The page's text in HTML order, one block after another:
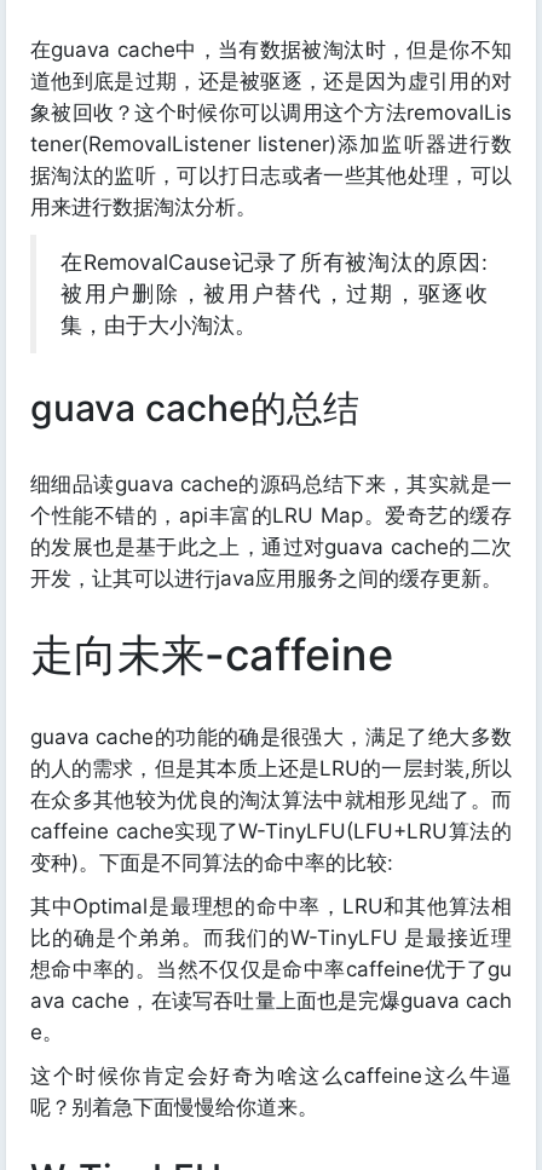
在guava cache中，当有数据被淘汰时，但是你不知
道他到底是过期，还是被驱逐，还是因为虚引用的对
象被回收？这个时候你可以调用这个方法removalLis
tener(RemovalListener listener)添加监听器进行数
据淘汰的监听，可以打日志或者一些其他处理，可以
用来进行数据淘汰分析。
在RemovalCause记录了所有被淘汰的原因:
被用户删除，被用户替代，过期，驱逐收
集，由于大小淘汰。
guava cache的总结
细细品读guava cache的源码总结下来，其实就是一
个性能不错的，api丰富的LRU Map。爱奇艺的缓存
的发展也是基于此之上，通过对guava cache的二次
开发，让其可以进行java应用服务之间的缓存更新。
走向未来-caffeine
guava cache的功能的确是很强大，满足了绝大多数
的人的需求，但是其本质上还是LRU的一层封装,所以
在众多其他较为优良的淘汰算法中就相形见绌了。而
caffeine cache实现了W-TinyLFU(LFU+LRU算法的
变种)。下面是不同算法的命中率的比较:
其中Optimal是最理想的命中率，LRU和其他算法相
比的确是个弟弟。而我们的W-TinyLFU 是最接近理
想命中率的。当然不仅仅是命中率caffeine优于了gu
ava cache，在读写吞吐量上面也是完爆guava cach
e。
这个时候你肯定会好奇为啥这么caffeine这么牛逼
呢？别着急下面慢慢给你道来。